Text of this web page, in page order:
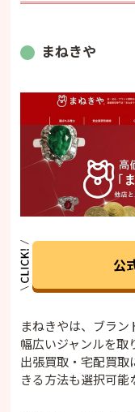
まねきや
公
まねきやは、ブラ
幅広いジャンルを取
出張買取・宅配買取
きる方法も選択可能